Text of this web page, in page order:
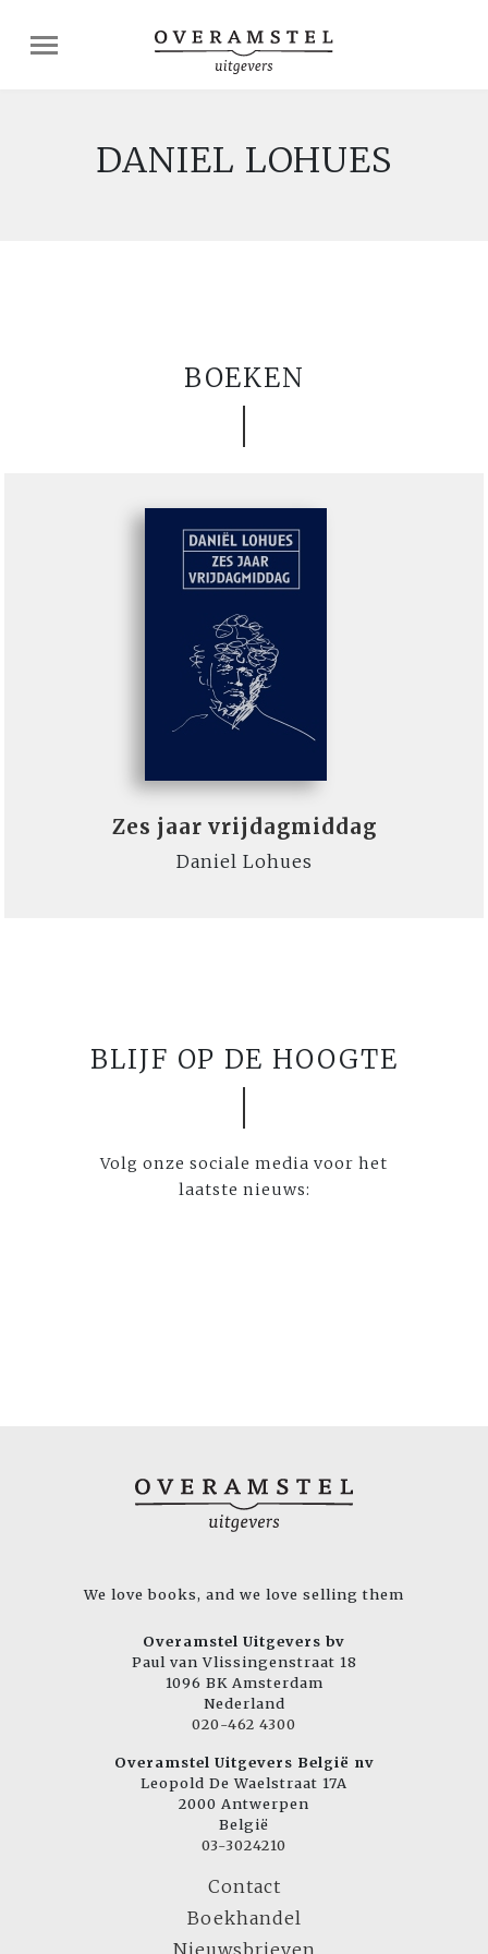
DANIEL LOHUES
BOEKEN
Zes jaar vrijdagmiddag
Daniel Lohues
BLIJF OP DE HOOGTE
Volg onze sociale media voor het
laatste nieuws:
We love books, and we love selling them
Overamstel Uitgevers bv
Paul van Vlissingenstraat 18
1096 BK Amsterdam
Nederland
020-462 4300
Overamstel Uitgevers België nv
Leopold De Waelstraat 17A
2000 Antwerpen
België
03-3024210
Contact
Boekhandel
Nieuwsbrieven